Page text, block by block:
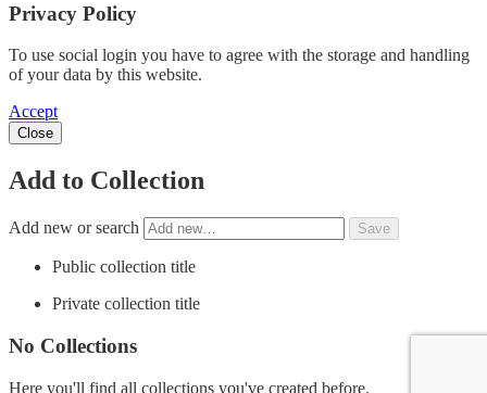
Privacy Policy
To use social login you have to agree with the storage and handling
of your data by this website.
Accept
Close
Add to Collection
Add new or search
Public collection title
Private collection title
No Collections
Here you'll find all collections you've created before.